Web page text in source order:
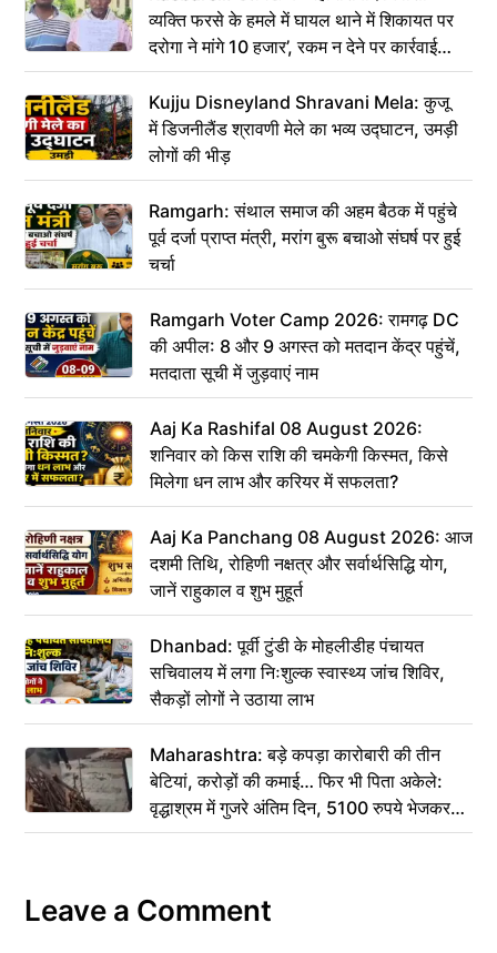
व्यक्ति फरसे के हमले में घायल थाने में शिकायत पर
दरोगा ने मांगे 10 हजार’, रकम न देने पर कार्रवाई
ठंडी!
Kujju Disneyland Shravani Mela: कुजू
में डिजनीलैंड श्रावणी मेले का भव्य उद्घाटन, उमड़ी
लोगों की भीड़
Ramgarh: संथाल समाज की अहम बैठक में पहुंचे
पूर्व दर्जा प्राप्त मंत्री, मरांग बुरू बचाओ संघर्ष पर हुई
चर्चा
Ramgarh Voter Camp 2026: रामगढ़ DC
की अपील: 8 और 9 अगस्त को मतदान केंद्र पहुंचें,
मतदाता सूची में जुड़वाएं नाम
Aaj Ka Rashifal 08 August 2026:
शनिवार को किस राशि की चमकेगी किस्मत, किसे
मिलेगा धन लाभ और करियर में सफलता?
Aaj Ka Panchang 08 August 2026: आज
दशमी तिथि, रोहिणी नक्षत्र और सर्वार्थसिद्धि योग,
जानें राहुकाल व शुभ मुहूर्त
Dhanbad: पूर्वी टुंडी के मोहलीडीह पंचायत
सचिवालय में लगा निःशुल्क स्वास्थ्य जांच शिविर,
सैकड़ों लोगों ने उठाया लाभ
Maharashtra: बड़े कपड़ा कारोबारी की तीन
बेटियां, करोड़ों की कमाई… फिर भी पिता अकेले:
वृद्धाश्रम में गुजरे अंतिम दिन, 5100 रुपये भेजकर
कहा– अंतिम संस्कार कर दीजिए हम नहीं आ पाएंगे
Leave a Comment